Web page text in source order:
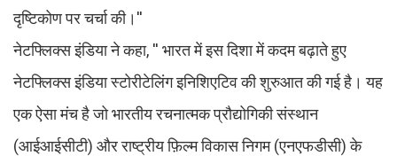
दृष्टिकोण पर चर्चा की।''
नेटफ्लिक्स इंडिया ने कहा, '' भारत में इस दिशा में कदम बढ़ाते हुए
नेटफ्लिक्स इंडिया स्टोरीटेलिंग इनिशिएटिव की शुरुआत की गई है। यह
एक ऐसा मंच है जो भारतीय रचनात्मक प्रौद्योगिकी संस्थान
(आईआईसीटी) और राष्ट्रीय फ़िल्म विकास निगम (एनएफडीसी) के